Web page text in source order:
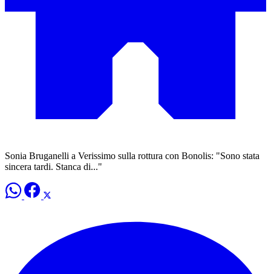
Sonia Bruganelli a Verissimo sulla rottura con Bonolis: "Sono stata
sincera tardi. Stanca di..."